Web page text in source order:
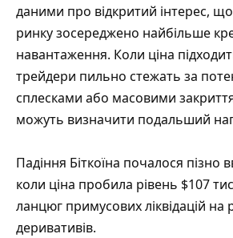
даними про відкритий інтерес,
ринку зосереджено найбільше
навантаження. Коли ціна
трейдери пильно стежать за
сплесками або масовими
можуть визначити подальший
Падіння Біткоїна почалося пізно
коли ціна пробила рівень $107
ланцюг примусових ліквідацій на
деривативів.